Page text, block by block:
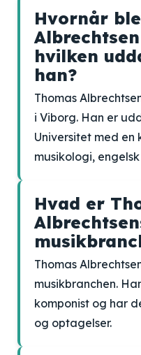
Hvornår
hvilken
han?
Thomas
i Viborg. Han er
Universitet med
musikologi,
Hvad er
Thomas
musikbranchen.
komponist og har
og optagelser.